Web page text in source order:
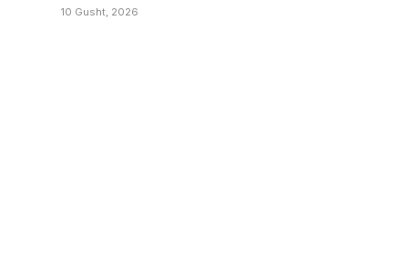
10 Gusht, 2026